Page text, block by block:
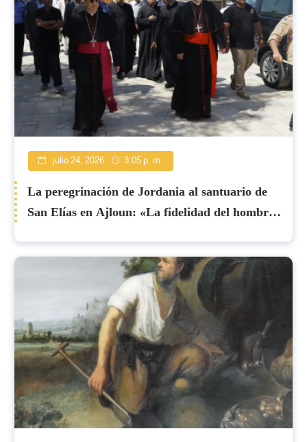
julio 24, 2026 3:05 p. m.
La peregrinación de Jordania al santuario de
San Elías en Ajloun: «La fidelidad del hombre